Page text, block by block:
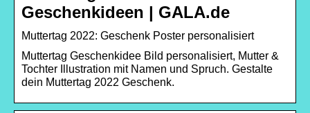
Geschenkideen | GALA.de
Muttertag 2022: Geschenk Poster personalisiert
Muttertag Geschenkidee Bild personalisiert, Mutter &
Tochter Illustration mit Namen und Spruch. Gestalte
dein Muttertag 2022 Geschenk.